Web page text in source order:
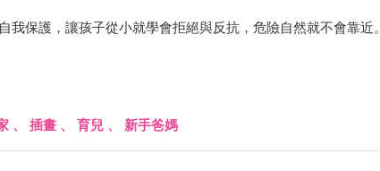
我保護，讓孩子從小就學會拒絕與反抗，危險自然就不會靠近。
、 插畫 、 育兒 、 新手爸媽